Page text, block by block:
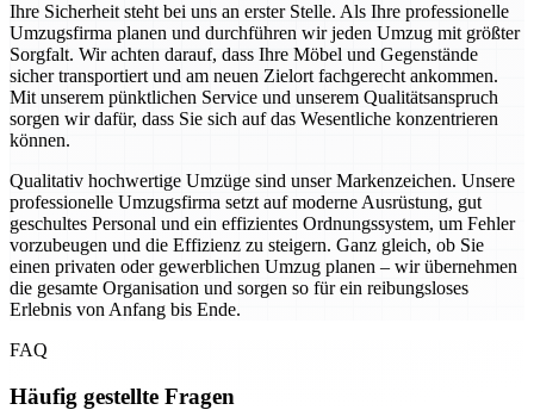
Ihre Sicherheit steht bei uns an erster Stelle. Als Ihre professionelle
Umzugsfirma planen und durchführen wir jeden Umzug mit größter
Sorgfalt. Wir achten darauf, dass Ihre Möbel und Gegenstände
sicher transportiert und am neuen Zielort fachgerecht ankommen.
Mit unserem pünktlichen Service und unserem Qualitätsanspruch
sorgen wir dafür, dass Sie sich auf das Wesentliche konzentrieren
können.
Qualitativ hochwertige Umzüge sind unser Markenzeichen. Unsere
professionelle Umzugsfirma setzt auf moderne Ausrüstung, gut
geschultes Personal und ein effizientes Ordnungssystem, um Fehler
vorzubeugen und die Effizienz zu steigern. Ganz gleich, ob Sie
einen privaten oder gewerblichen Umzug planen – wir übernehmen
die gesamte Organisation und sorgen so für ein reibungsloses
Erlebnis von Anfang bis Ende.
FAQ
Häufig gestellte Fragen